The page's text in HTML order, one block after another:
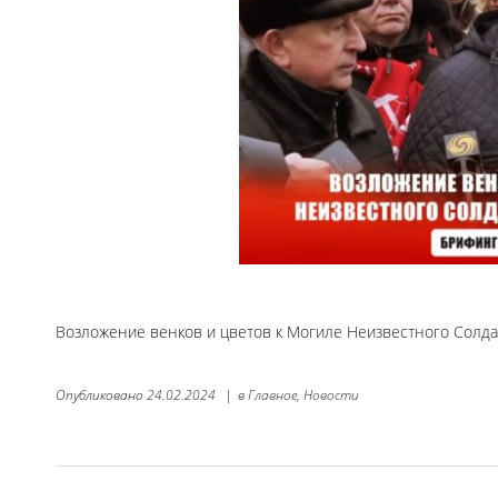
Возложение венков и цветов к Могиле Неизвестного
Опубликовано 24.02.2024 | вГлавное, Новости